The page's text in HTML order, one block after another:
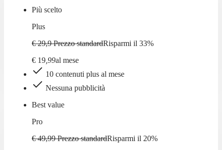
Più scelto
Plus
€ 29,9 Prezzo standardRisparmi il 33%
€ 19 99al mese
10 contenuti plus al mese
Nessuna pubblicità
Best value
Pro
€ 49,99 Prezzo standardRisparmi il 20%